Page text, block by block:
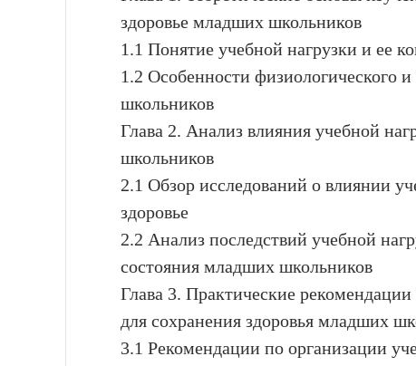
здоровье младших школьников
1.1 Понятие учебной нагрузки и ее
1.2 Особенности физиологического
школьников
Глава 2. Анализ влияния учебной
школьников
2.1 Обзор исследований о влиянии
здоровье
2.2 Анализ последствий учебной
состояния младших школьников
Глава 3. Практические
для сохранения здоровья младших
3.1 Рекомендации по организации